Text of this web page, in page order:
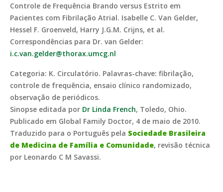
Controle de Frequência Brando versus Estrito em
Pacientes com Fibrilação Atrial. Isabelle C. Van Gelder,
Hessel F. Groenveld, Harry J.G.M. Crijns, et al.
Correspondências para Dr. van Gelder:
i.c.van.gelder@thorax.umcg.nl
Categoria: K. Circulatório. Palavras-chave: fibrilação,
controle de frequência, ensaio clínico randomizado,
observação de periódicos.
Sinopse editada por Dr Linda French, Toledo, Ohio.
Publicado em Global Family Doctor, 4 de maio de 2010.
Traduzido para o Português pela Sociedade Brasileira
de Medicina de Família e Comunidade, revisão técnica
por Leonardo C M Savassi.